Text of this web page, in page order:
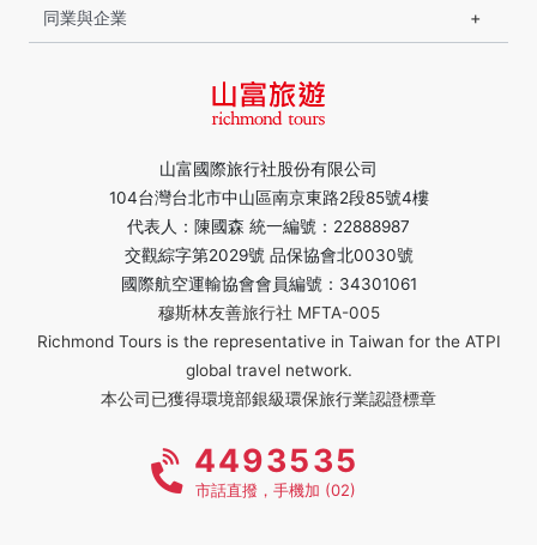
山富國際旅行社股份有限公司
104台灣台北市中山區南京東路2段85號4樓
代表人：陳國森 統一編號：22888987
交觀綜字第2029號 品保協會北0030號
國際航空運輸協會會員編號：34301061
穆斯林友善旅行社 MFTA-005
Richmond Tours is the representative in Taiwan for the ATPI
global travel network.
本公司已獲得環境部銀級環保旅行業認證標章
同業與企業
4493535
市話直撥，手機加 (02)